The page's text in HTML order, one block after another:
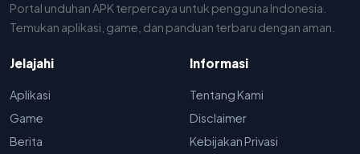
Portal unduhan APK terpercaya untuk pengguna Indonesia.
Temukan aplikasi, game, dan panduan terbaru dengan aman.
Jelajahi
Aplikasi
Game
Berita
Informasi
Tentang Kami
Disclaimer
Kebijakan Privasi